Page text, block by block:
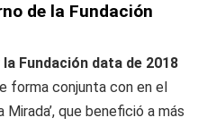
de la Fundación
Fundación data de 2018
forma conjunta con en el
Mirada’, que benefició a más